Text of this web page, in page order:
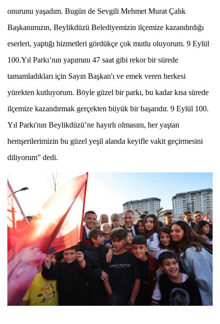
onurunu yaşadım. Bugün de Sevgili Mehmet Murat Çalık
Başkanımızın, Beylikdüzü Belediyemizin ilçemize kazandırdığı
eserleri, yaptığı hizmetleri gördükçe çok mutlu oluyorum. 9 Eylül
100.Yıl Parkı’nın yapımını 47 saat gibi rekor bir sürede
tamamladıkları için Sayın Başkan'ı ve emek veren herkesi
yürekten kutluyorum. Böyle güzel bir parkı, bu kadar kısa sürede
ilçemize kazandırmak gerçekten büyük bir başarıdır. 9 Eylül 100.
Yıl Parkı'nın Beylikdüzü’ne hayırlı olmasını, her yaştan
hemşerilerimizin bu güzel yeşil alanda keyifle vakit geçirmesini
diliyorum” dedi.